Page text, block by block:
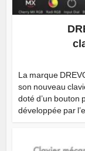
La marque
son nouveau
doté d’un bouton
développée par